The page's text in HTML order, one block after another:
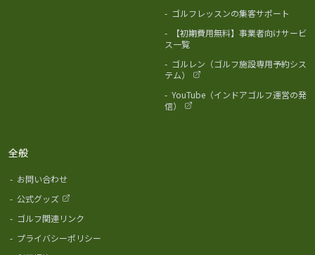
- ゴルフレッスンの集客サポート
-
【初期費用無料】事業者向けサービ
ス一覧
- ゴルレン（ゴルフ施設専用予約シス
テム）
- YouTube（インドアゴルフ運営の発
信）
全般
- お問い合わせ
- 公式グッズ
- ゴルフ関連リンク
- プライバシーポリシー